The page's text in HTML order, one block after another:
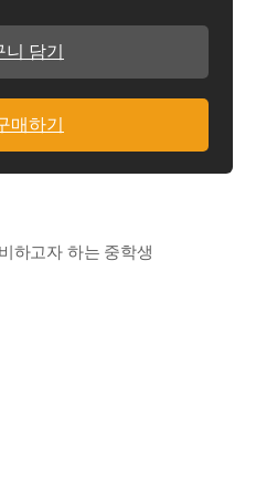
담기
매하기
하고자 하는 중학생